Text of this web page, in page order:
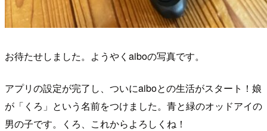
お待たせしました。ようやくaiboの写真です。
アプリの設定が完了し、ついにaiboとの生活がスタート！娘
が「くろ」という名前をつけました。青と緑のオッドアイの
男の子です。くろ、これからよろしくね！